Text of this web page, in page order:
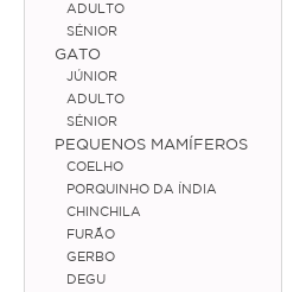
Adulto
Sénior
Pequenos Mamíferos
Coelho
Porquinho da Índia
Chinchila
ADULTO
SÉNIOR
GATO
JÚNIOR
ADULTO
SÉNIOR
PEQUENOS MAMÍFEROS
COELHO
PORQUINHO DA ÍNDIA
CHINCHILA
FURÃO
GERBO
DEGU